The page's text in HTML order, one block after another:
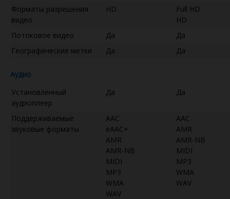
Форматы разрешения
видео
HD
Full HD
HD
Потоковое видео
Да
Да
Географические метки
Да Да
Аудио
Установленный
аудиоплеер
Да Да
Поддерживаемые
звуковые форматы
AAC
eAAC+
AMR
AMR-NB
MIDI
MP3
WMA
WAV
AAC
AMR
AMR-NB
MIDI
MP3
WMA
WAV